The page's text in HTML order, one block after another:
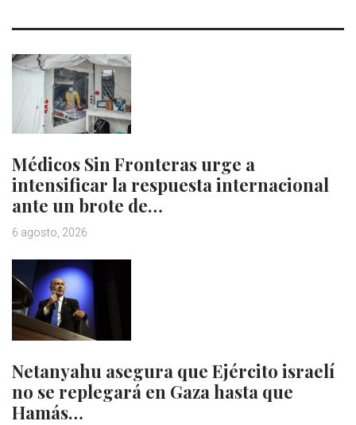
Médicos Sin Fronteras urge a
intensificar la respuesta internacional
ante un brote de…
6 agosto, 2026
Netanyahu asegura que Ejército israelí
no se replegará en Gaza hasta que
Hamás…